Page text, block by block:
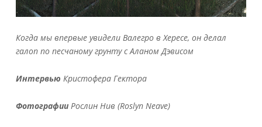
Когда мы впервые увидели Валегро в Хересе, онделал
галоппопесчаномугрунтусАланом Дэвисом
Интервью Кристофера Гектора
ФотографииРослин Нив (Roslyn Neave)